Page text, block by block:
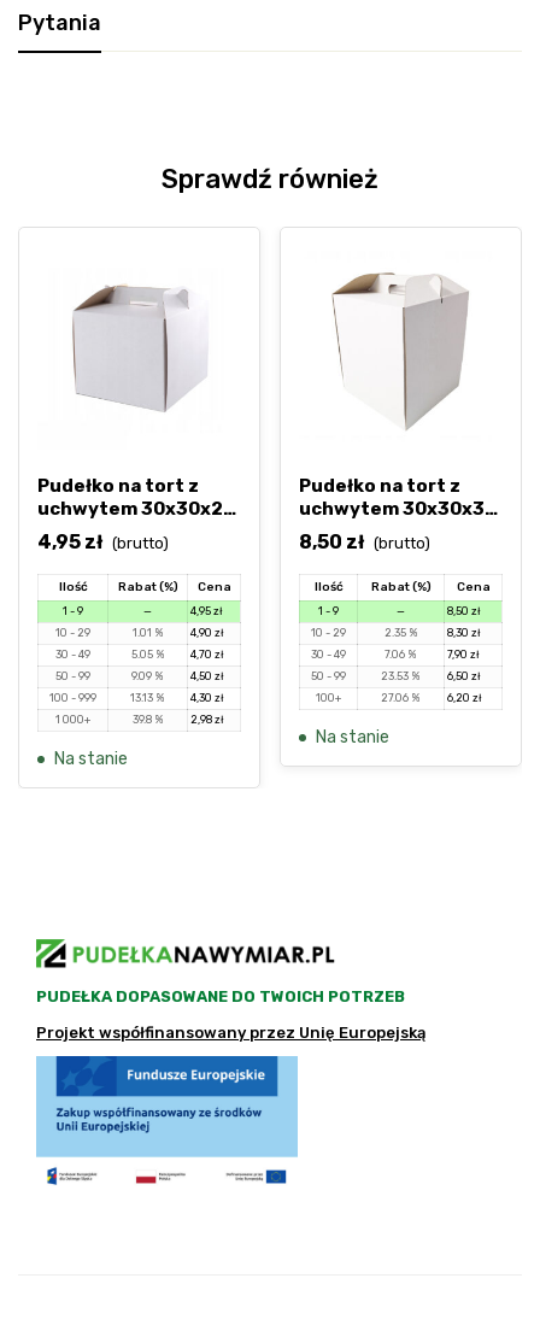
Pytania
Sprawdź również
Pudełko na tort z
uchwytem 30x30x25
cm
4,95 zł (brutto)
Ilość Rabat (%) Cena
1 - 9 — 4,95 zł
10 - 29
1.01 % 4,90 zł
30 - 49
5.05 % 4,70 zł
50 - 99
9.09 % 4,50 zł
100 - 999
13.13 % 4,30 zł
1 000+
39.8 % 2,98 zł
Na stanie
Pudełko na tort z
uchwytem 30x30x35
cm
8,50 zł (brutto)
Ilość Rabat (%) Cena
1 - 9 — 8,50 zł
10 - 29
2.35 % 8,30 zł
30 - 49
7.06 % 7,90 zł
50 - 99
23.53 % 6,50 zł
100+
27.06 % 6,20 zł
Na stanie
PUDEŁKA DOPASOWANE DO TWOICH POTRZEB
Projekt współfinansowany przez Unię Europejską